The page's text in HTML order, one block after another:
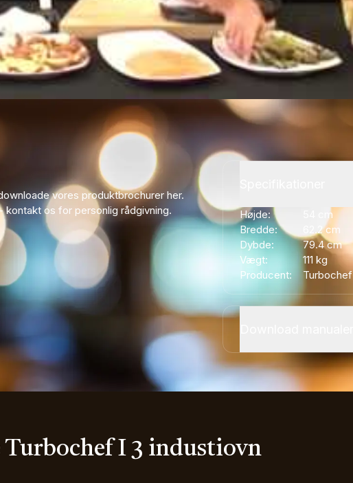
vores produktbrochurer her.
kontakt os for personlig rådgivning.
Højde:
Bredde:
Dybde:
Vægt:
Producent:
cm
62.2cm
79.4cm
111 kg
Turbochef
I 3 industiovn